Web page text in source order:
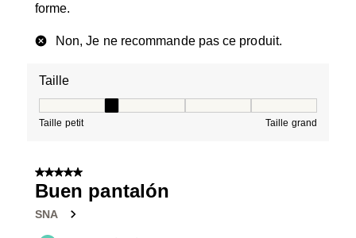
forme.
Non, Je ne recommande pas ce produit.
Taille
Taille petit Taille grand
5 sur 5 étoiles.
Buen pantalón
SNA